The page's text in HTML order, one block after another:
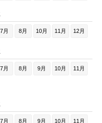
7月 8月 10月 11月 12月
7月 8月 9月 10月 11月
7月 8月 9月 10月 11月